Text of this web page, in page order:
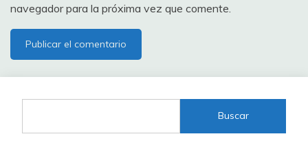
navegador para la próxima vez que comente.
Buscar